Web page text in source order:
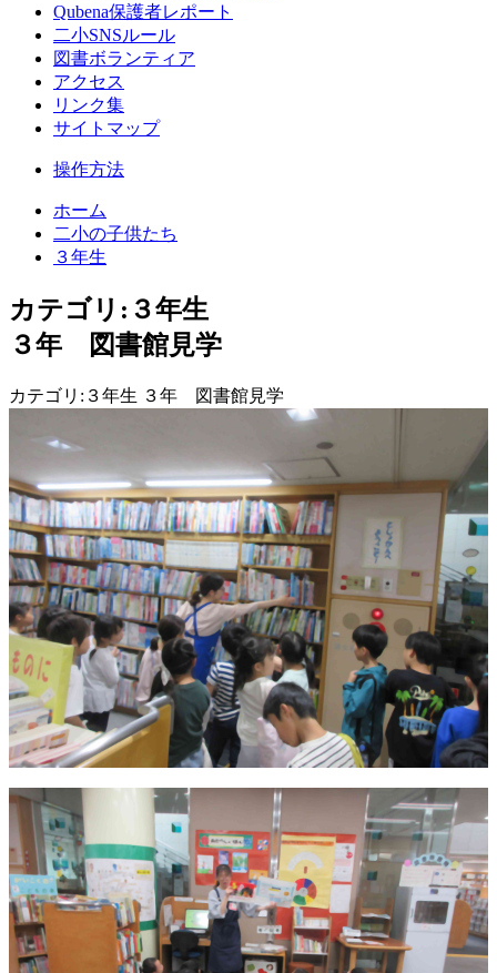
Qubena保護者レポート
二小SNSルール
図書ボランティア
アクセス
リンク集
サイトマップ
操作方法
ホーム
二小の子供たち
３年生
カテゴリ:３年生
３年 図書館見学
カテゴリ:３年生 ３年 図書館見学